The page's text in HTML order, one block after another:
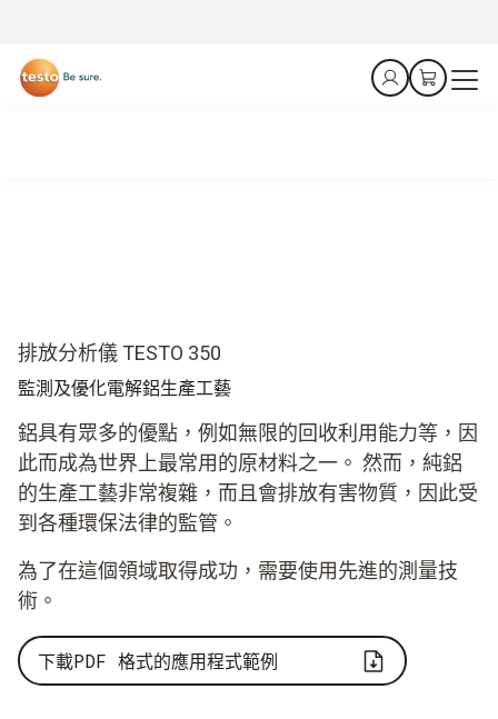
排放分析儀 TESTO 350
監測及優化電解鋁生產工藝
鋁具有眾多的優點，例如無限的回收利用能力等，因
此而成為世界上最常用的原材料之一。 然而，純鋁
的生產工藝非常複雜，而且會排放有害物質，因此受
到各種環保法律的監管。
為了在這個領域取得成功，需要使用先進的測量技
術。
下載PDF 格式的應用程式範例